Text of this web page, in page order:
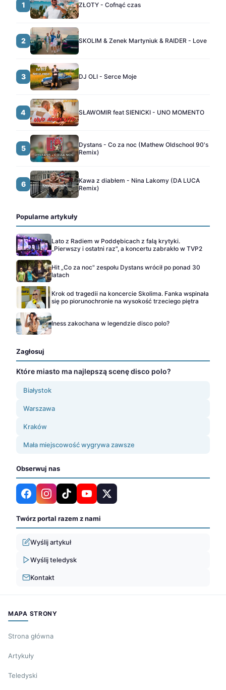
1 ZŁOTY - Cofnąć czas
2 SKOLIM & Zenek Martyniuk & RAIDER - Love
3 DJ OLI - Serce Moje
4 SŁAWOMIR feat SIENICKI - UNO MOMENTO
5
Dystans - Co za noc (Mathew Oldschool 90's
Remix)
6
Kawa z diabłem - Nina Lakomy (DA LUCA
Remix)
Popularne artykuły
Lato z Radiem w Poddębicach z falą krytyki.
„Pierwszy i ostatni raz", a koncertu zabrakło w TVP2
Hit „Co za noc" zespołu Dystans wrócił po ponad 30
latach
Krok od tragedii na koncercie Skolima. Fanka wspinała
się po piorunochronie na wysokość trzeciego piętra
Iness zakochana w legendzie disco polo?
Zagłosuj
Które miasto ma najlepszą scenę disco polo?
Białystok
Warszawa
Kraków
Mała miejscowość wygrywa zawsze
Obserwuj nas
Twórz portal razem z nami
Wyślij artykuł
Wyślij teledysk
Kontakt
MAPA STRONY
Strona główna
Artykuły
Teledyski